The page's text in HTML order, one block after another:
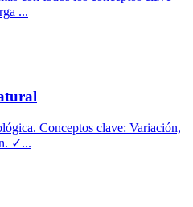
...
Conceptos clave: Variación,
✓...